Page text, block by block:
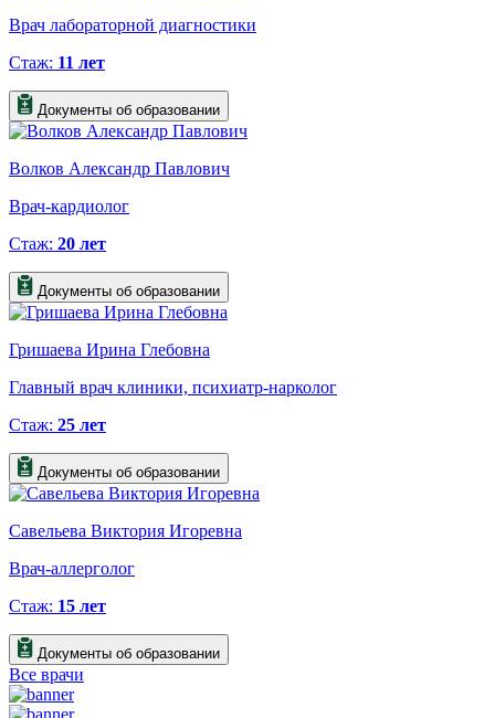
Врач лабораторной диагностики
Стаж: 11 лет
Документы об образовании
Волков Александр Павлович
Врач-кардиолог
Стаж: 20 лет
Документы об образовании
Гришаева Ирина Глебовна
Главный врач клиники, психиатр-нарколог
Стаж: 25 лет
Документы об образовании
Савельева Виктория Игоревна
Врач-аллерголог
Стаж: 15 лет
Документы об образовании
Все врачи